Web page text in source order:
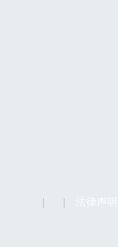
| | 法律声明